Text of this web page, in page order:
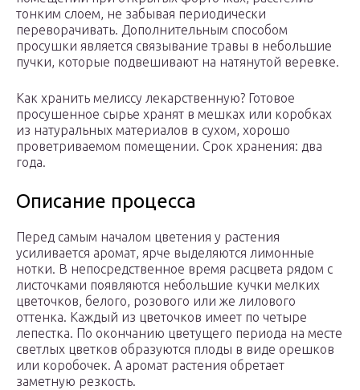
тонким слоем, не забывая периодически
переворачивать. Дополнительным способом
просушки является связывание травы в небольшие
пучки, которые подвешивают на натянутой веревке.
Как хранить мелиссу лекарственную? Готовое
просушенное сырье хранят в мешках или коробках
из натуральных материалов в сухом, хорошо
проветриваемом помещении. Срок хранения: два
года.
Описание процесса
Перед самым началом цветения у растения
усиливается аромат, ярче выделяются лимонные
нотки. В непосредственное время расцвета рядом с
листочками появляются небольшие кучки мелких
цветочков, белого, розового или же лилового
оттенка. Каждый из цветочков имеет по четыре
лепестка. По окончанию цветущего периода на месте
светлых цветков образуются плоды в виде орешков
или коробочек. А аромат растения обретает
заметную резкость.